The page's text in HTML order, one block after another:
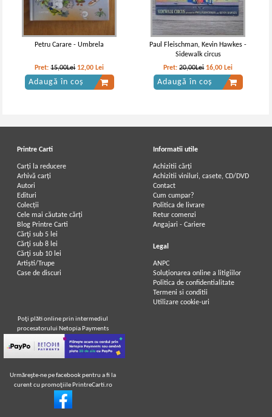
Petru Carare - Umbrela
Pret:15,00Lei 12,00 Lei
Adaugă în coș
Paul Fleischman, Kevin Hawkes -
Sidewalk circus
Pret:20,00Lei 16,00 Lei
Adaugă în coș
Printre Carti
Carți la reducere
Arhivă carți
Autori
Edituri
Colecții
Cele mai căutate cărți
Blog Printre Carti
Cărţi sub 5 lei
Cărţi sub 8 lei
Cărţi sub 10 lei
Artiști/Trupe
Case de discuri
Informatii utile
Achizitii cărți
Achizitii viniluri, casete, CD/DVD
Contact
Cum cumpar?
Politica de livrare
Retur comenzi
Angajari - Cariere
Legal
ANPC
Soluționarea online a litigiilor
Politica de confidentialitate
Termeni si conditii
Utilizare cookie-uri
Poţi plăti online prin intermediul
procesatorului Netopia Payments
Urmăreşte-ne pe facebook pentru a fi la
curent cu promoţiile PrintreCarti.ro